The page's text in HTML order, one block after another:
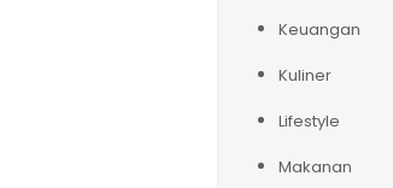
Keuangan
Kuliner
Lifestyle
Makanan